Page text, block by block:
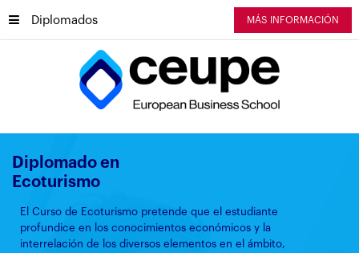
Diplomados MÁS INFORMACIÓN
Diplomado en
Ecoturismo
El Curso de Ecoturismo pretende que el estudiante
profundice en los conocimientos económicos y la
interrelación de los diversos elementos en el ámbito,